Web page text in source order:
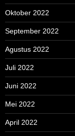
Oktober 2022
September 2022
Agustus 2022
Juli 2022
Juni 2022
Mei 2022
April 2022